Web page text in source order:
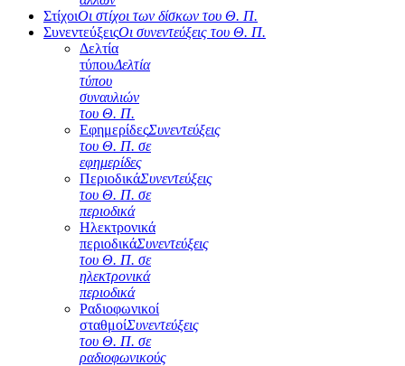
ΣτίχοιΟι στίχοι των δίσκων του Θ. Π.
ΣυνεντεύξειςΟι συνεντεύξεις του Θ. Π.
Δελτία
τύπουΔελτία
τύπου
συναυλιών
του Θ. Π.
ΕφημερίδεςΣυνεντεύξεις
του Θ. Π. σε
εφημερίδες
ΠεριοδικάΣυνεντεύξεις
του Θ. Π. σε
περιοδικά
Ηλεκτρονικά
περιοδικάΣυνεντεύξεις
του Θ. Π. σε
ηλεκτρονικά
περιοδικά
Ραδιοφωνικοί
σταθμοίΣυνεντεύξεις
του Θ. Π. σε
ραδιοφωνικούς